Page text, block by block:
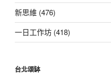
新思維 (476)
一日工作坊 (418)
台北頌缽